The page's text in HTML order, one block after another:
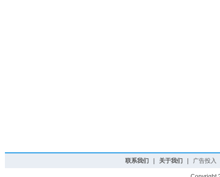
联系我们 关于我们 广告投入